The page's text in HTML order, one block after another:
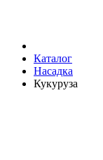
Каталог
Насадка
Кукуруза